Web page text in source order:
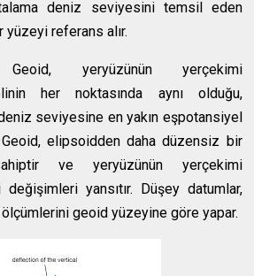
deniz seviyesini temsil eden
referans alır.
yeryüzünün yerçekimi
her noktasında aynı olduğu,
seviyesine en yakın eşpotansiyel
elipsoidden daha düzensiz bir
ve yeryüzünün yerçekimi
değişimleri yansıtır. Düşey datumlar,
geoid yüzeyine göre yapar.